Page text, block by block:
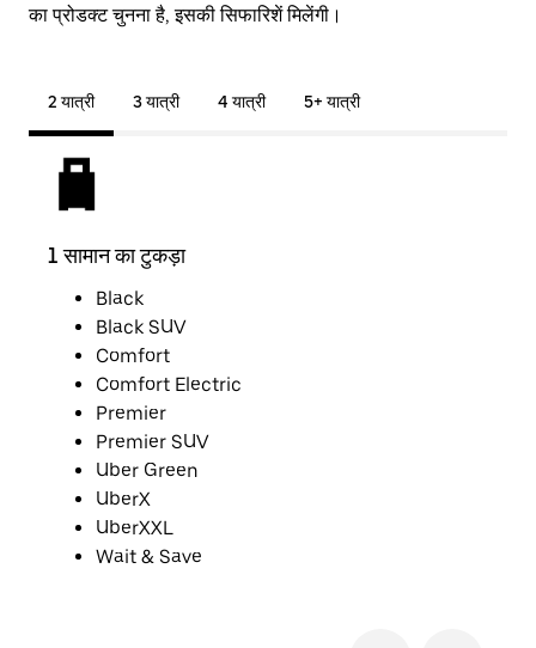
का प्रोडक्ट चुनना है, इसकी सिफारिशें मिलेंगी।
2 यात्री 3 यात्री 4 यात्री 5+ यात्री
1 सामान का टुकड़ा
Black
Black SUV
Comfort
Comfort Electric
Premier
Premier SUV
Uber Green
UberX
UberXXL
Wait & Save